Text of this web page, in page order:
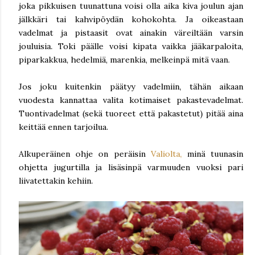
joka pikkuisen tuunattuna voisi olla aika kiva joulun ajan
jälkkäri tai kahvipöydän kohokohta. Ja oikeastaan
vadelmat ja pistaasit ovat ainakin väreiltään varsin
jouluisia. Toki päälle voisi kipata vaikka jääkarpaloita,
piparkakkua, hedelmiä, marenkia, melkeinpä mitä vaan.
Jos joku kuitenkin päätyy vadelmiin, tähän aikaan
vuodesta kannattaa valita kotimaiset pakastevadelmat.
Tuontivadelmat (sekä tuoreet että pakastetut) pitää aina
keittää ennen tarjoilua.
Alkuperäinen ohje on peräisin Valiolta, minä tuunasin
ohjetta jugurtilla ja lisäsinpä varmuuden vuoksi pari
liivatettakin kehiin.